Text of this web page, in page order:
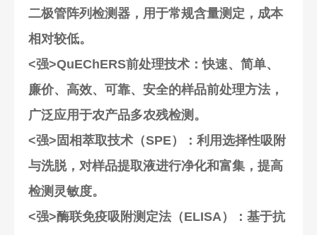
二极管阵列检测器，用于常规含量测定，成本
相对较低。
<强>QuEChERS前处理技术 ：快速、简单、
廉价、高效、可靠、安全的样品前处理方法，
广泛应用于农产品多农残检测。
<强>固相萃取技术（SPE）
：利用选择性吸附
与洗脱，对样品提取液进行净化和富集，提高
检测灵敏度。
<强>酶联免疫吸附测定法（ELISA）
：基于抗